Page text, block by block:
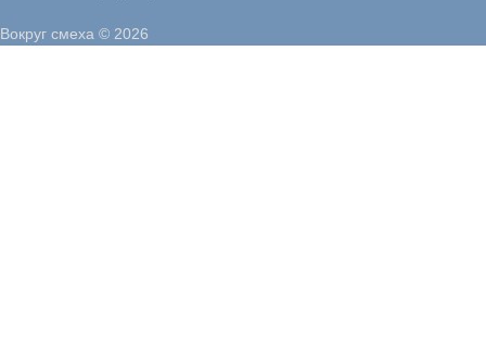
Вокруг смеха © 2026